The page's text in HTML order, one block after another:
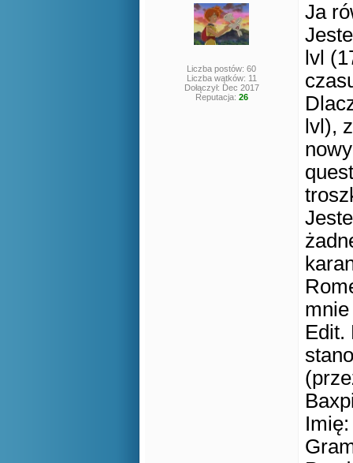
Liczba postów: 60
Liczba wątków: 11
Dołączył: Dec 2017
Reputacja: 26
Ja
lvl
lvl),
Edit.